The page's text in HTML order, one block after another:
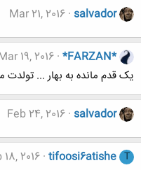
salvador
Mar 21, 2016
*FARZAN*
19, 2016
یک قدم مانده به بهار ... تولدت
salvador
Feb 24, 2016
T
tifoosi6atishe
2016